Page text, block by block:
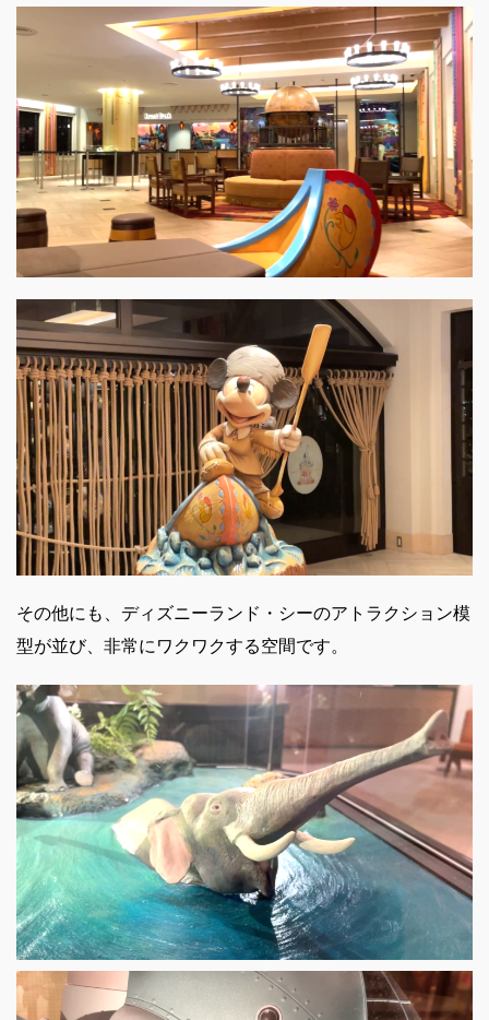
その他にも、ディズニーランド・シーのアトラクション模
型が並び、非常にワクワクする空間です。